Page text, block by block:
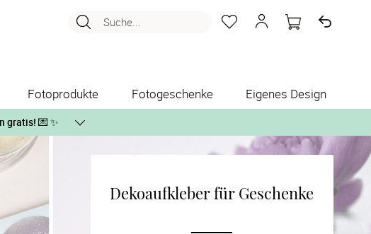
Suche...
Fotoprodukte Fotogeschenke Eigenes Design
gratis! 💌 ✨
kostenlos per Post zusenden.Dekoaufkleber für Geschenke